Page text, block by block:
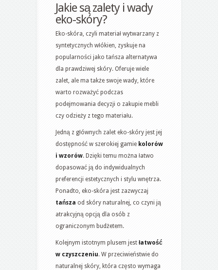
Jakie są zalety i wady
eko-skóry?
Eko-skóra, czyli materiał wytwarzany z
syntetycznych włókien, zyskuje na
popularności jako tańsza alternatywa
dla prawdziwej skóry. Oferuje wiele
zalet, ale ma także swoje wady, które
warto rozważyć podczas
podejmowania decyzji o zakupie mebli
czy odzieży z tego materiału.
Jedną z głównych zalet eko-skóry jest jej
dostępność w szerokiej gamie kolorów
i wzorów. Dzięki temu można łatwo
dopasować ją do indywidualnych
preferencji estetycznych i stylu wnętrza.
Ponadto, eko-skóra jest zazwyczaj
tańsza od skóry naturalnej, co czyni ją
atrakcyjną opcją dla osób z
ograniczonym budżetem.
Kolejnym istotnym plusem jest łatwość
w czyszczeniu. W przeciwieństwie do
naturalnej skóry, która często wymaga